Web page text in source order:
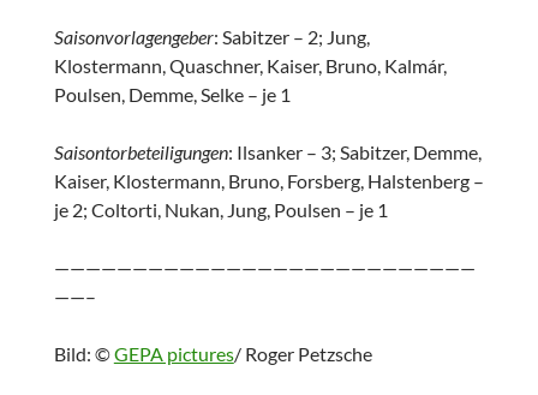
Saisonvorlagengeber: Sabitzer – 2; Jung,
Klostermann, Quaschner, Kaiser, Bruno, Kalmár,
Poulsen, Demme, Selke – je 1
Saisontorbeteiligungen: Ilsanker – 3; Sabitzer, Demme,
Kaiser, Klostermann, Bruno, Forsberg, Halstenberg –
je 2; Coltorti, Nukan, Jung, Poulsen – je 1
———————————————————————————
——–
Bild: ©GEPA pictures/ Roger Petzsche